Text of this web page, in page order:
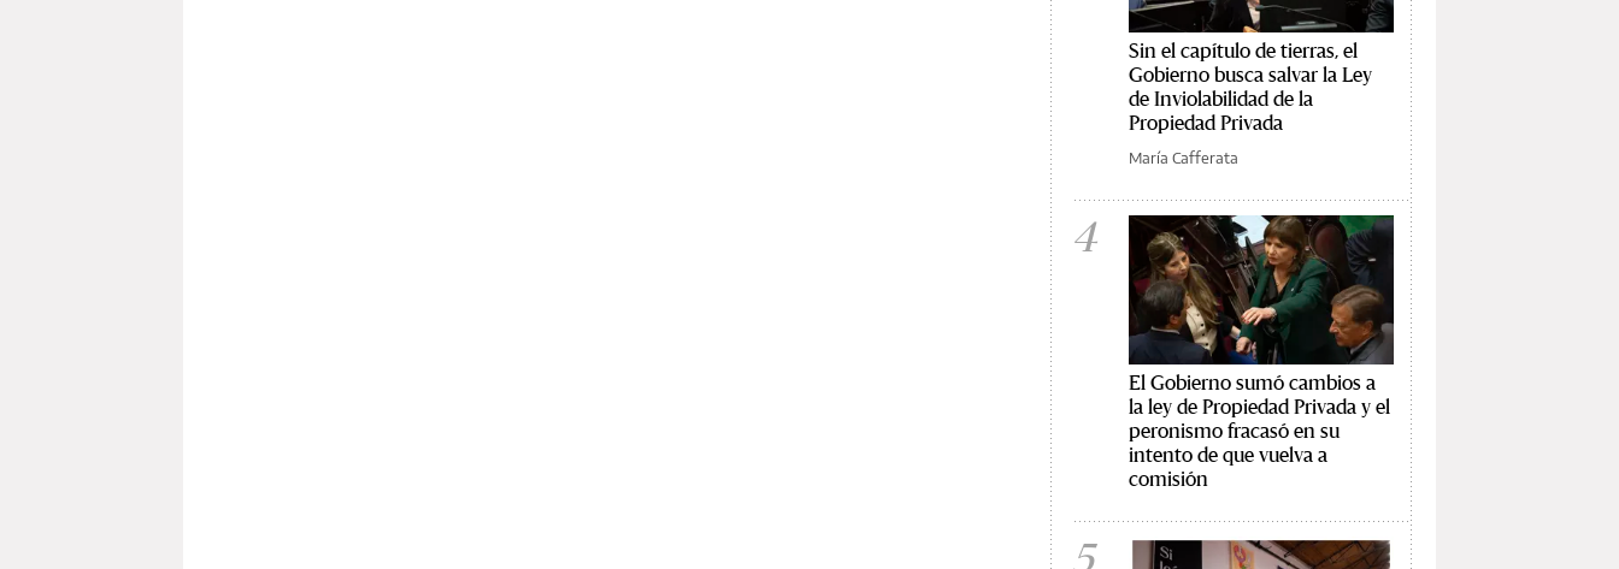
Sin el capítulo de tierras, el
Gobierno busca salvar la Ley
de Inviolabilidad de la
Propiedad Privada
María Cafferata
4
El Gobierno sumó cambios a
la ley de Propiedad Privada y el
peronismo fracasó en su
intento de que vuelva a
comisión
5